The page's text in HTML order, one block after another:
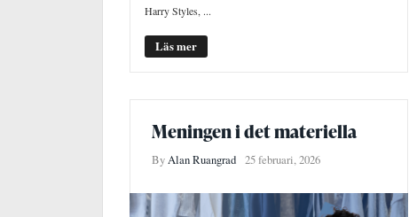
Harry Styles, ...
Läs mer
Meningen i det materiella
ByAlan Ruangrad 25 februari, 2026